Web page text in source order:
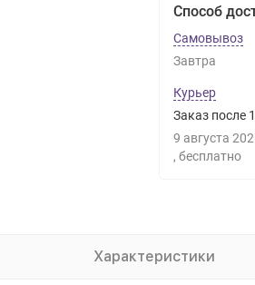
Способ
Самовывоз
Завтра
Курьер
Заказ после
9 августа
Бесплатно
Характеристики